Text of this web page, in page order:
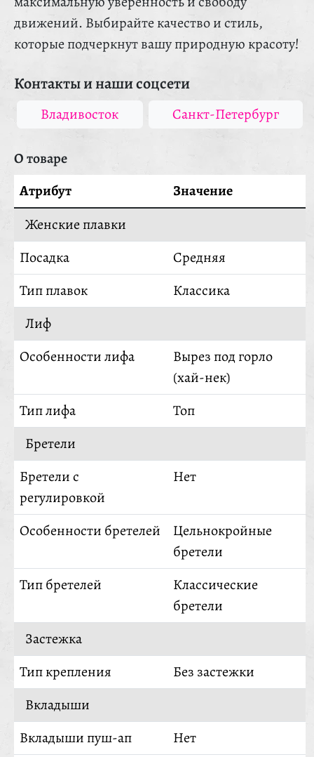
движений. Выбирайте качество и стиль,
которые подчеркнут вашу природную красоту!
Контакты и наши соцсети
Владивосток Санкт-Петербург
О товаре
Атрибут
Значение
Женские плавки
Посадка
Средняя
Тип плавок
Классика
Лиф
Особенности лифа
Вырез под горло
(хай-нек)
Тип лифа
Топ
Бретели
Бретели с
регулировкой
Нет
Особенности бретелей
Цельнокройные
бретели
Тип бретелей
Классические
бретели
Застежка
Тип крепления
Без застежки
Вкладыши
Вкладыши пуш-ап
Нет